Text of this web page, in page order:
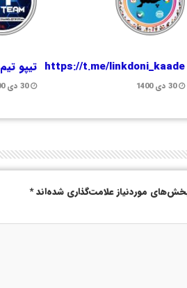
https://t.me/linkdoni_kaade
30 دی 1400
تیپو تیم
30 دی 1400
موردنیاز علامت‌گذاری شده‌اند*